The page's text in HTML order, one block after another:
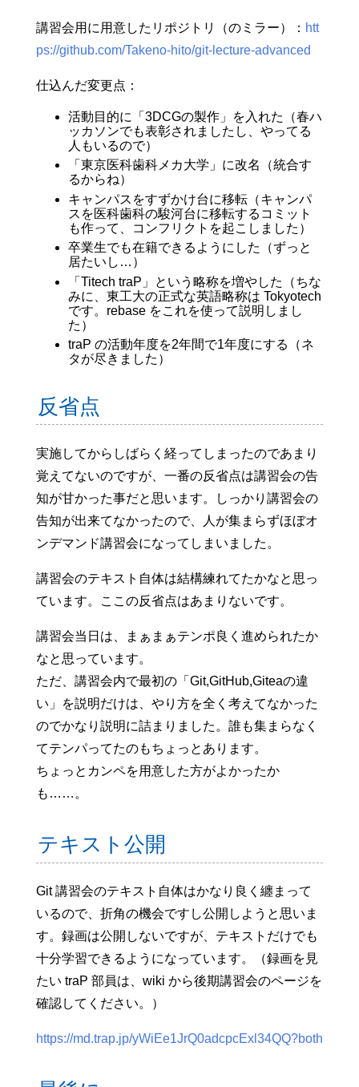
講習会用に用意したリポジトリ（のミラー）： htt
ps://github.com/Takeno-hito/git-lecture-advanced
仕込んだ変更点：
活動目的に「3DCGの製作」を入れた（春ハ
ッカソンでも表彰されましたし、やってる
人もいるので）
「東京医科歯科メカ大学」に改名（統合す
るからね）
キャンパスをすずかけ台に移転（キャンパ
スを医科歯科の駿河台に移転するコミット
も作って、コンフリクトを起こしました）
卒業生でも在籍できるようにした（ずっと
居たいし…）
「Titech traP」という略称を増やした（ちな
みに、東工大の正式な英語略称は Tokyotech
です。rebase をこれを使って説明しまし
た）
traP の活動年度を2年間で1年度にする（ネ
タが尽きました）
反省点
実施してからしばらく経ってしまったのであまり
覚えてないのですが、一番の反省点は講習会の告
知が甘かった事だと思います。しっかり講習会の
告知が出来てなかったので、人が集まらずほぼオ
ンデマンド講習会になってしまいました。
講習会のテキスト自体は結構練れてたかなと思っ
ています。ここの反省点はあまりないです。
講習会当日は、まぁまぁテンポ良く進められたか
なと思っています。
ただ、講習会内で最初の「Git,GitHub,Giteaの違
い」を説明だけは、やり方を全く考えてなかった
のでかなり説明に詰まりました。誰も集まらなく
てテンパってたのもちょっとあります。
ちょっとカンペを用意した方がよかったか
も……。
テキスト公開
Git 講習会のテキスト自体はかなり良く纏まって
いるので、折角の機会ですし公開しようと思いま
す。録画は公開しないですが、テキストだけでも
十分学習できるようになっています。（録画を見
たい traP 部員は、wiki から後期講習会のページを
確認してください。）
https://md.trap.jp/yWiEe1JrQ0adcpcExl34QQ?both